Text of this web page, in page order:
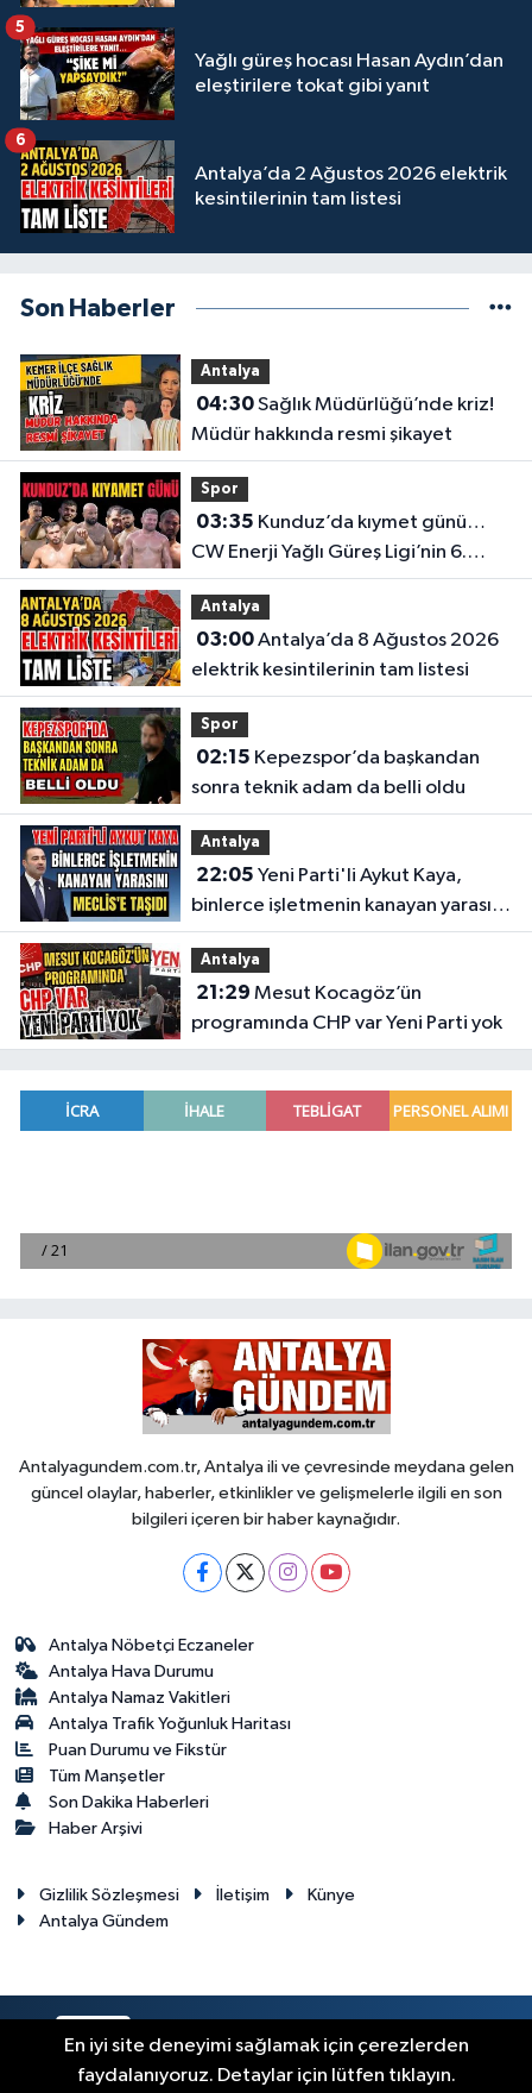
Yağlı güreş hocası Hasan Aydın’dan
eleştirilere tokat gibi yanıt
5
Antalya’da 2 Ağustos 2026 elektrik
kesintilerinin tam listesi
6
Son Haberler
Antalya
04:30Sağlık Müdürlüğü’nde kriz!
Müdür hakkında resmi şikayet
Spor
03:35
CW Enerji Yağlı Güreş Ligi’nin 6.
Etabı öncesi nefesler tutuldu
Antalya
03:00Antalya’da 8 Ağustos 2026
elektrik kesintilerinin tam listesi
Spor
02:15
sonra teknik adam da belli oldu
Antalya
22:05
binlerce işletmenin kanayan yarasını
Meclis'e taşıdı
Antalya
21:29
programında CHP var Yeni Parti yok
Antalyagundem.com.tr, Antalya ili ve çevresinde meydana gelen
güncel olaylar, haberler, etkinlikler ve gelişmelerle ilgili en son
bilgileri içeren bir haber kaynağıdır.
Antalya Nöbetçi Eczaneler
Antalya Hava Durumu
Antalya Namaz Vakitleri
Antalya Trafik Yoğunluk Haritası
Puan Durumu ve Fikstür
Tüm Manşetler
Son Dakika Haberleri
Haber Arşivi
Gizlilik Sözleşmesi İletişim
Künye
Antalya Gündem
En iyi site deneyimi sağlamak için çerezlerden
faydalanıyoruz. Detaylar için lütfen tıklayın.